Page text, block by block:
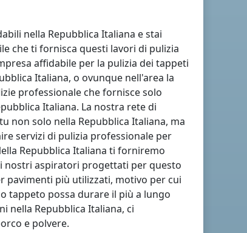
nella Repubblica Italiana e stai
che ti fornisca questi lavori di pulizia
affidabile per la pulizia dei tappeti
Italiana, o ovunque nell'area la
professionale che fornisce solo
Italiana. La nostra rete di
tu non solo nella Repubblica Italiana, ma
servizi di pulizia professionale per
Repubblica Italiana ti forniremo
nostri aspiratori progettati per questo
pavimenti più utilizzati, motivo per cui
tappeto possa durare il più a lungo
nella Repubblica Italiana, ci
e polvere.